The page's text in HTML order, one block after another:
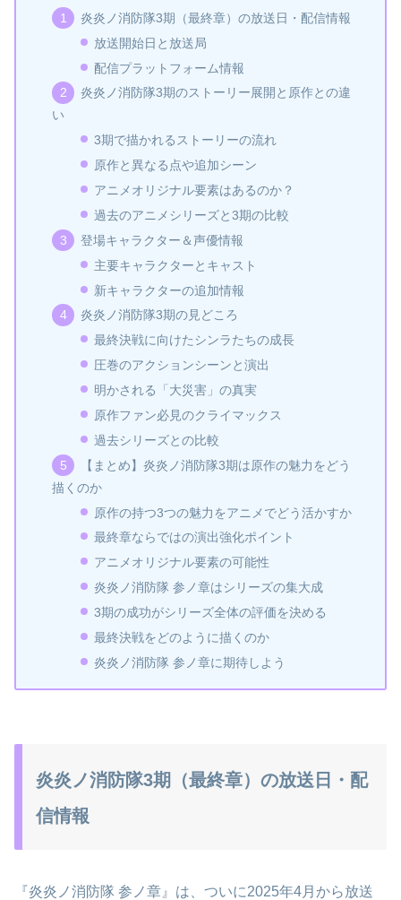
炎炎ノ消防隊3期（最終章）の放送日・配信情報
放送開始日と放送局
配信プラットフォーム情報
炎炎ノ消防隊3期のストーリー展開と原作との違
い
3期で描かれるストーリーの流れ
原作と異なる点や追加シーン
アニメオリジナル要素はあるのか？
過去のアニメシリーズと3期の比較
登場キャラクター＆声優情報
主要キャラクターとキャスト
新キャラクターの追加情報
炎炎ノ消防隊3期の見どころ
最終決戦に向けたシンラたちの成長
圧巻のアクションシーンと演出
明かされる「大災害」の真実
原作ファン必見のクライマックス
過去シリーズとの比較
【まとめ】炎炎ノ消防隊3期は原作の魅力をどう
描くのか
原作の持つ3つの魅力をアニメでどう活かすか
最終章ならではの演出強化ポイント
アニメオリジナル要素の可能性
炎炎ノ消防隊 参ノ章はシリーズの集大成
3期の成功がシリーズ全体の評価を決める
最終決戦をどのように描くのか
炎炎ノ消防隊 参ノ章に期待しよう
炎炎ノ消防隊3期（最終章）の放送日・配
信情報
『炎炎ノ消防隊 参ノ章』は、ついに2025年4月から放送